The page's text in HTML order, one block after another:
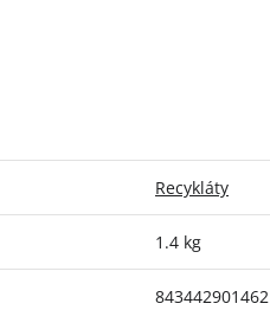
Recykláty
1.4 kg